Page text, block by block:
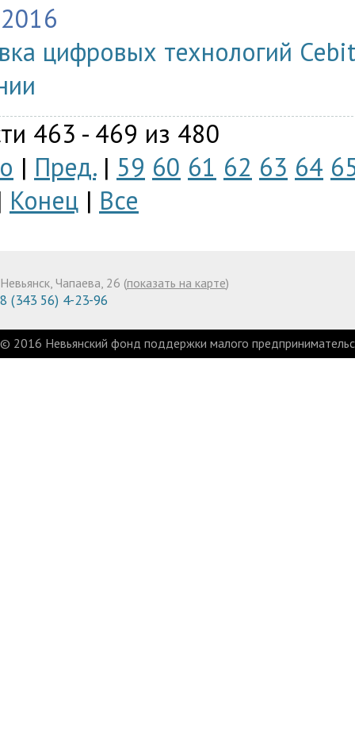
цифровых технологий
463 - 469 из 480
| Пред.| 59 60 61 62 63 64
Конец | Все
Невьянск, Чапаева, 26 (показать на карте)
8 (343 56) 4-23-96
© 2016 Невьянский фонд поддержки малого